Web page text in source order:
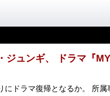
ジュンギ、 ドラマ『
にドラマ復帰となるか。 所